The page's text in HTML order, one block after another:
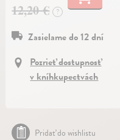
12,20 €
?
Zasielame do 12 dní
Pozrieť dostupnosť
v kníhkupectvách
Pridať do wishlistu